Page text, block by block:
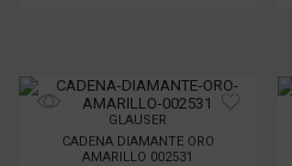
GLAUSER
CADENA DIAMANTE ORO
AMARILLO 002531